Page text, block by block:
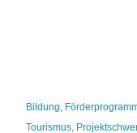
Bildung,
Tourismus,